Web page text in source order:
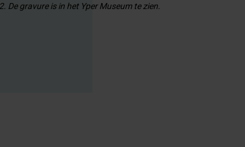
gravure is in het Yper Museum te zien.